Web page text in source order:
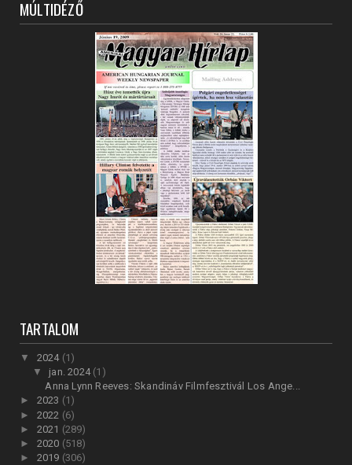
MÚLTIDÉZŐ
TARTALOM
▼ 2024 (1)
▼ jan. 2024 (1)
Anna Lynn Reeves: Skandináv Filmfesztivál Los Ange...
► 2023 (1)
► 2022 (6)
► 2021 (289)
► 2020 (518)
► 2019 (306)